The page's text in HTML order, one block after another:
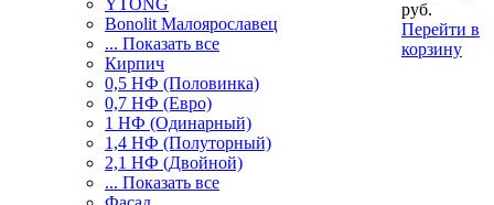
YTONG
Bonolit Малоярославец
... Показать все
Кирпич
0,5 НФ (Половинка)
0,7 НФ (Евро)
1 НФ (Одинарный)
1,4 НФ (Полуторный)
2,1 НФ (Двойной)
... Показать все
руб.
Перейти в
корзину